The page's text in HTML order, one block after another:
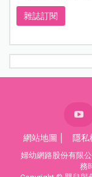
雜誌訂閱
網站地圖 隱私
婦幼網路股份有限
務